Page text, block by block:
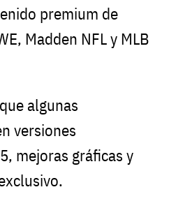
premium de
Madden NFL y MLB
algunas
versiones
mejoras gráficas y